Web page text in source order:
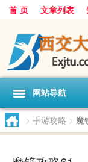
首 页 文章列表
网站导航
> 手游攻略 > 魔